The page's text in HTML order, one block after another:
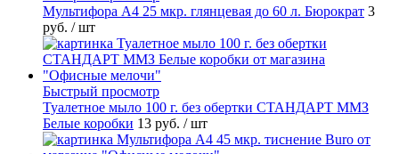
Мультифора А4 25 мкр. глянцевая до 60 л. Бюрократ 3
руб. / шт
Быстрый просмотр
Туалетное мыло 100 г. без обертки СТАНДАРТ ММЗ
Белые коробки 13 руб. / шт